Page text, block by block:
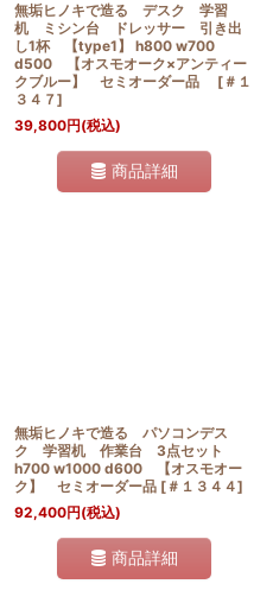
無垢ヒノキで造る デスク 学習
机 ミシン台 ドレッサー 引き出
し1杯 【type1】 h800 w700
d500 【オスモオーク×アンティー
クブルー】 セミオーダー品
[ ＃１
３４７]
39,800円(税込)
商品詳細
無垢ヒノキで造る パソコンデス
ク 学習机 作業台 3点セット
h700 w1000 d600 【オスモオー
ク】 セミオーダー品 [ ＃１３４４]
92,400円(税込)
商品詳細